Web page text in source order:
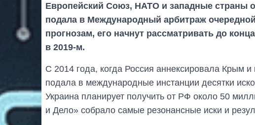
Европейский Союз, НАТО и западные страны
подала в Международный арбитраж
прогнозам, его начнут рассматривать до
в 2019-м.
С 2014 года, когда Россия аннексировала Крым
подала в международные инстанции десятки
Украина планирует получить от РФ около 50
и Дело» собрало самые резонансные иски и